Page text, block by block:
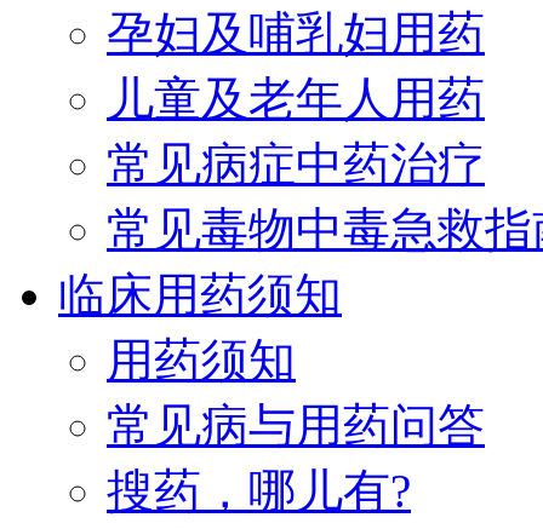
孕妇及哺乳妇用药
儿童及老年人用药
常见病症中药治疗
常见毒物中毒急救指
临床用药须知
用药须知
常见病与用药问答
搜药，哪儿有?